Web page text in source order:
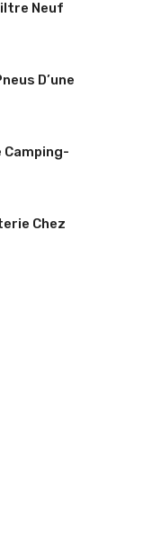
Neuf
D’une
Camping-
Chez